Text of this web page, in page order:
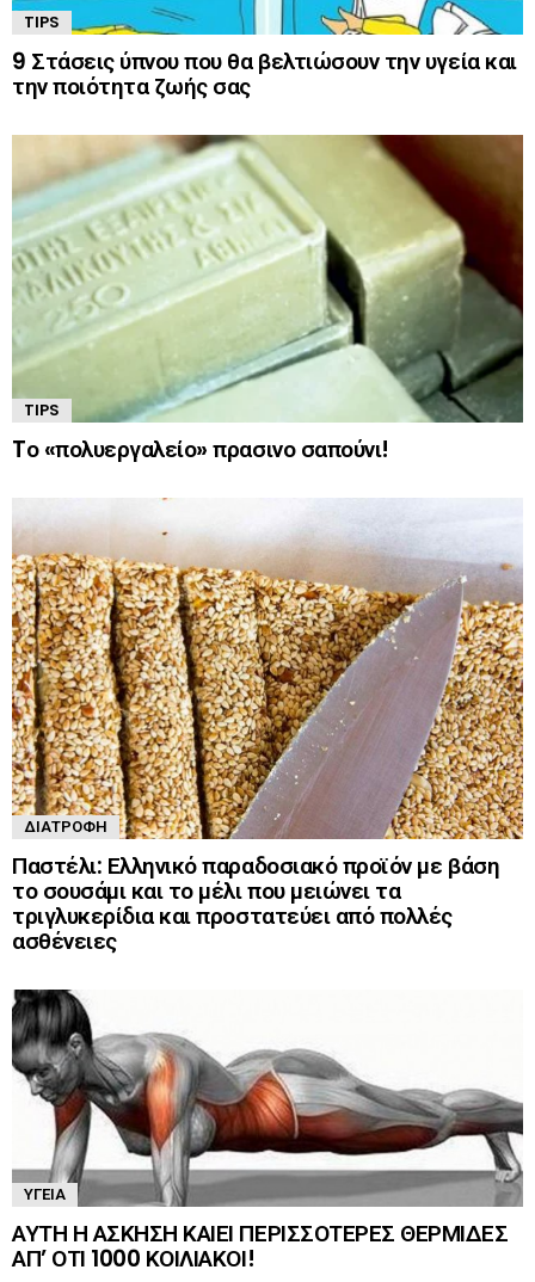
TIPS
9 Στάσεις ύπνου που θα βελτιώσουν την υγεία και
την ποιότητα ζωής σας
TIPS
Tο «πολυεργαλείο» πρασινο σαπούνι!
ΔΙΑΤΡΟΦΉ
Παστέλι: Ελληνικό παραδοσιακό προϊόν με βάση
το σουσάμι και το μέλι που μειώνει τα
τριγλυκερίδια και προστατεύει από πολλές
ασθένειες
ΥΓΕΊΑ
ΑΥΤΗ Η ΑΣΚΗΣΗ ΚΑΙΕΙ ΠΕΡΙΣΣΟΤΕΡΕΣ ΘΕΡΜΙΔΕΣ
ΑΠ’ ΟΤΙ 1000 ΚΟΙΛΙΑΚΟΙ!